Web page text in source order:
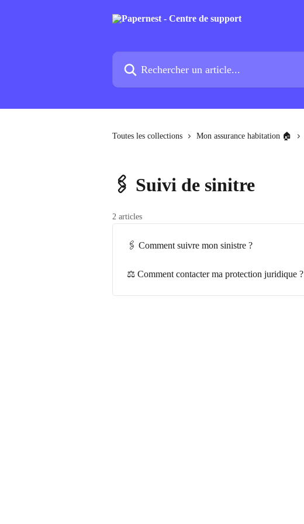
Rechercher un article...
Toutes les collections Mon assurance habitation 🏠
🖇️ Suivi de sinitre
2 articles
🖇️ Comment suivre mon sinistre ?
⚖️ Comment contacter ma protection juridique ?